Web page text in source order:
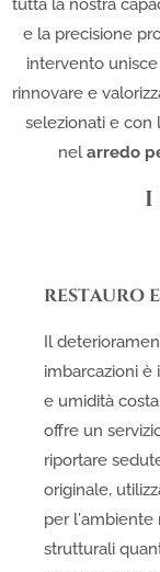
e la precisione
intervento
rinnovare e
selezionati e con
nel arredo
I
RESTAURO
Il
imbarcazioni è
e umidità
offre un
riportare
originale,
per
strutturali